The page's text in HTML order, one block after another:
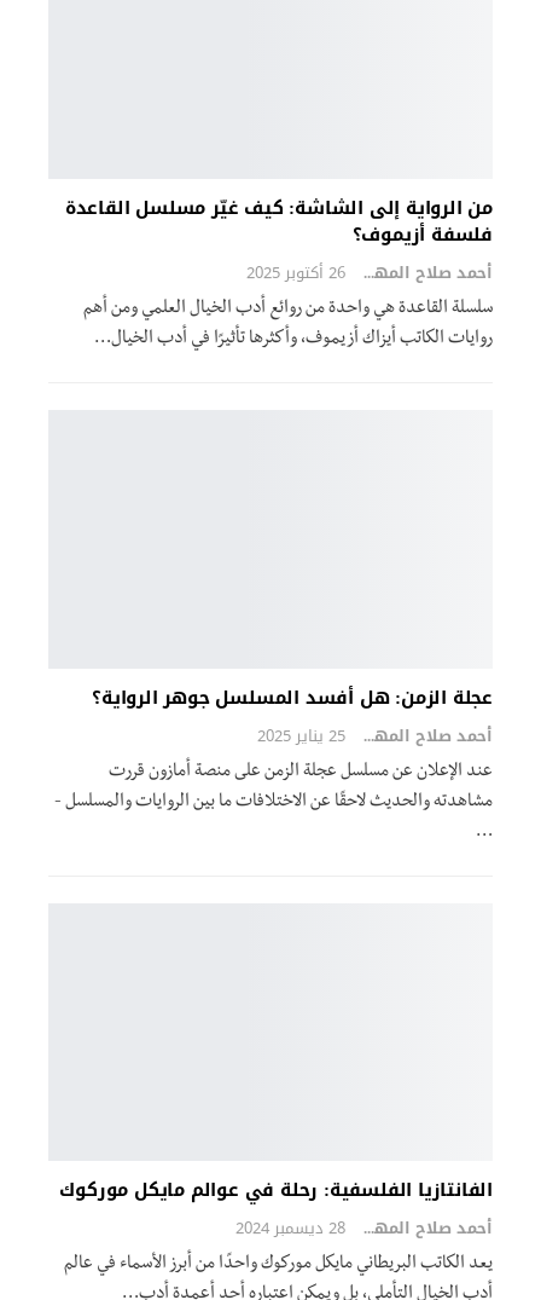
من الرواية إلى الشاشة: كيف غيّر مسلسل القاعدة
فلسفة أزيموف؟
أحمد صلاح المهدي 26 أكتوبر 2025
سلسلة القاعدة هي واحدة من روائع أدب الخيال العلمي ومن أهم
روايات الكاتب أيزاك أزيموف، وأكثرها تأثيرًا في أدب الخيال…
عجلة الزمن: هل أفسد المسلسل جوهر الرواية؟
أحمد صلاح المهدي 25 يناير 2025
عند الإعلان عن مسلسل عجلة الزمن على منصة أمازون قررت
مشاهدته والحديث لاحقًا عن الاختلافات ما بين الروايات والمسلسل -
…
الفانتازيا الفلسفية: رحلة في عوالم مايكل موركوك
أحمد صلاح المهدي 28 ديسمبر 2024
يعد الكاتب البريطاني مايكل موركوك واحدًا من أبرز الأسماء في عالم
أدب الخيال التأملي، بل ويمكن اعتباره أحد أعمدة أدب…